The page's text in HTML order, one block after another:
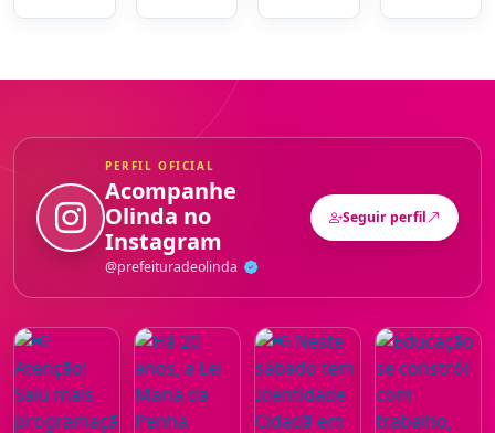
PERFIL OFICIAL
Acompanhe
Olinda no
Instagram
@prefeituradeolinda
Seguir perfil